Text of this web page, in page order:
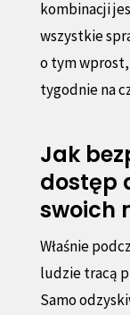
kombinacji
wszystkie
o tym wprost,
tygodnie na
Jak
dostęp
swoich
Właśnie
ludzie tracą
Samo